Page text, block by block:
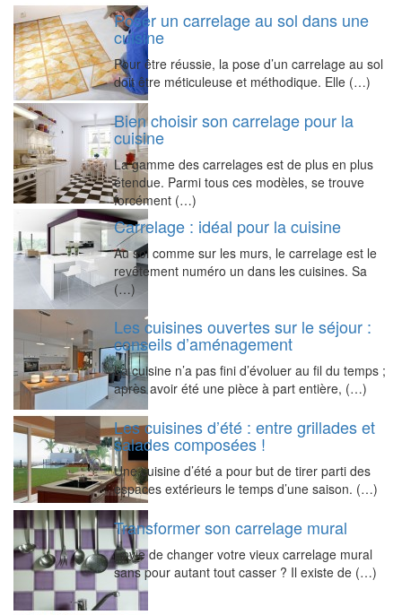
Poser un carrelage au sol dans une
cuisine
Pour être réussie, la pose d’un carrelage au sol
doit être méticuleuse et méthodique. Elle (…)
Bien choisir son carrelage pour la
cuisine
La gamme des carrelages est de plus en plus
étendue. Parmi tous ces modèles, se trouve
forcément (…)
Carrelage : idéal pour la cuisine
Au sol comme sur les murs, le carrelage est le
revêtement numéro un dans les cuisines. Sa
(…)
Les cuisines ouvertes sur le séjour :
conseils d’aménagement
La cuisine n’a pas fini d’évoluer au fil du temps ;
après avoir été une pièce à part entière, (…)
Les cuisines d’été : entre grillades et
salades composées !
Une cuisine d’été a pour but de tirer parti des
espaces extérieurs le temps d’une saison. (…)
Transformer son carrelage mural
Envie de changer votre vieux carrelage mural
sans pour autant tout casser ? Il existe de (…)